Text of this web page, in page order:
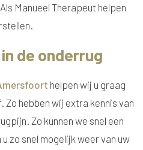
Manueel Therapeut helpen
de onderrug
helpen wij u graag
Zo hebben wij extra kennis van
Zo kunnen we snel een
zo snel mogelijk weer van uw